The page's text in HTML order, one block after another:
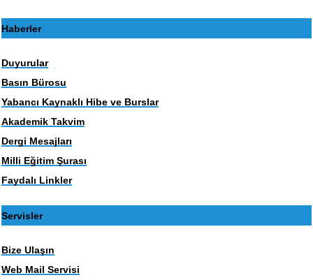
Haberler
Duyurular
Basın Bürosu
Yabancı Kaynaklı Hibe ve Burslar
Akademik Takvim
Dergi Mesajları
Milli Eğitim Şurası
Faydalı Linkler
Servisler
Bize Ulaşın
Web Mail Servisi